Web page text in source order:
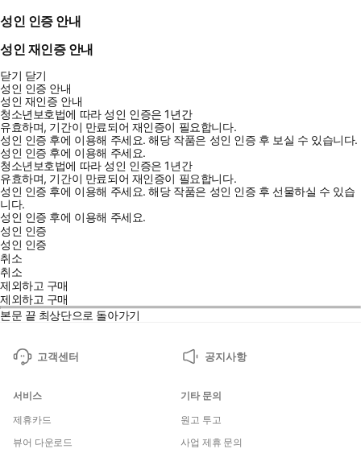
성인 인증 안내
성인 재인증 안내
닫기 닫기
성인 인증 안내
성인 재인증 안내
청소년보호법에 따라 성인 인증은 1년간
유효하며, 기간이 만료되어 재인증이 필요합니다.
성인 인증 후에 이용해 주세요.해당 작품은 성인 인증 후 보실 수 있습니다.
성인 인증 후에 이용해 주세요.
청소년보호법에 따라 성인 인증은 1년간
유효하며, 기간이 만료되어 재인증이 필요합니다.
성인 인증 후에 이용해 주세요.해당 작품은 성인 인증 후 선물하실 수 있습
니다.
성인 인증 후에 이용해 주세요.
성인 인증
성인 인증
취소
취소
제외하고 구매
제외하고 구매
본문 끝 최상단으로 돌아가기
고객센터 공지사항
서비스
제휴카드
뷰어 다운로드
기타 문의
원고 투고
사업 제휴 문의